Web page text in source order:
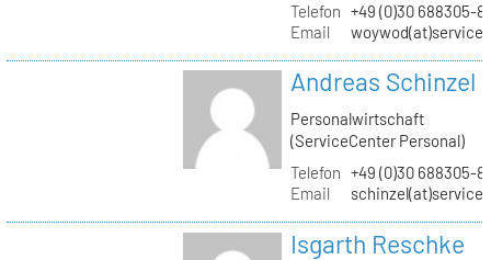
Telefon +49 (0)30 688305-
Email
Andreas Schinzel
Personalwirtschaft
(ServiceCenter Personal)
Telefon +49 (0)30 688305-
Email
Isgarth Reschke